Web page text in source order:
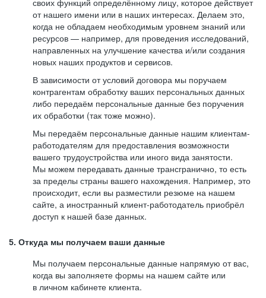
своих функций определённому лицу, которое действует
от нашего имени или в наших интересах. Делаем это,
когда не обладаем необходимым уровнем знаний или
ресурсов — например, для проведения исследований,
направленных на улучшение качества и/или создания
новых наших продуктов и сервисов.
В зависимости от условий договора мы поручаем
контрагентам обработку ваших персональных данных
либо передаём персональные данные без поручения
их обработки (так тоже можно).
Мы передаём персональные данные нашим клиентам-
работодателям для предоставления возможности
вашего трудоустройства или иного вида занятости.
Мы можем передавать данные трансгранично, то есть
за пределы страны вашего нахождения. Например, это
происходит, если вы разместили резюме на нашем
сайте, а иностранный клиент-работодатель приобрёл
доступ к нашей базе данных.
5. Откуда мы получаем ваши данные
Мы получаем персональные данные напрямую от вас,
когда вы заполняете формы на нашем сайте или
в личном кабинете клиента.